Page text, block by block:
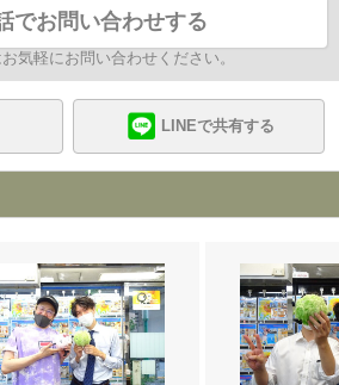
でお問い合わせする
気軽にお問い合わせください。
LINEで共有する